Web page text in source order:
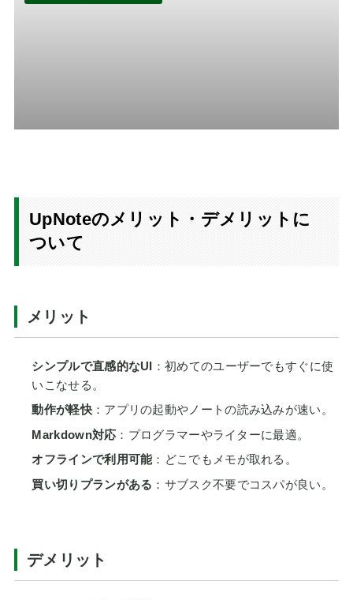
UpNoteのメリット・デメリットに
ついて
メリット
シンプルで直感的なUI ：初めてのユーザーでもすぐに使
いこなせる。
動作が軽快：アプリの起動やノートの読み込みが速い。
Markdown対応 ：プログラマーやライターに最適。
オフラインで利用可能：どこでもメモが取れる。
買い切りプランがある ：サブスク不要でコスパが良い。
デメリット